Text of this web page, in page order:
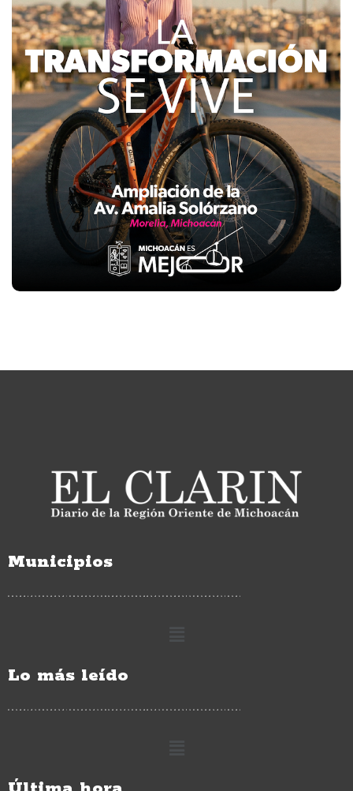
Municipios
Lo más leído